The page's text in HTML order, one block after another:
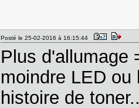
Posté le 25-02-2016 à 16:15:44
Plus d'allumage
moindre LED
histoire de